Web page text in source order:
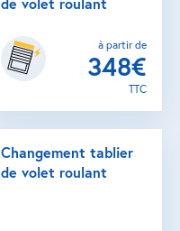
à partir de
348€
TTC
Changement tablier
de volet roulant